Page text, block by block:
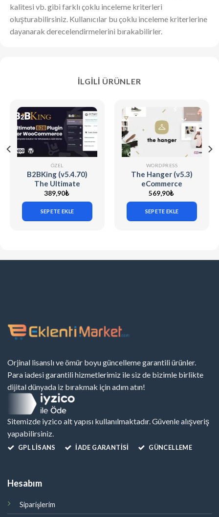
kalitesi vb. gibi farklı çoklu inceleme kriterleri
oluşturabilirsiniz. Kullanıcılar bu çoklu inceleme kriterlerine
dayanarak derecelendirmelerini bırakabilirler.
İLGILI ÜRÜNLER
ÖZEL
B2BKing (v5.4.70)
The Ultimate
WooCommerce B2B
& Wholesale Plugin
389,90₺
SEPETE EKLE
WORDPRESS
The Hanger (v5.3)
eCommerce
WordPress Theme
for WooCommerce
569,90₺
SEPETE EKLE
Orjinal lisanslı ve ömür boyu güncelleme garantili ürünler.
Para iadesi garantili hizmetlerimiz ile siz de bizimle birlikte
dijital dünyada iz bırakmak için adım atın!
Sitemizde iyzico alt yapısı kullanılmaktadır. Güvenle alışveriş
yapabilirsiniz.
GPL LISANS İADE GARANTİSİ GÜNCELLEME
Hesabım
Siparişlerim